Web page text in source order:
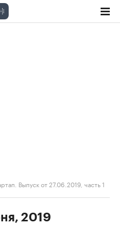
Выпуск от 27.06.2019, часть 1
2019